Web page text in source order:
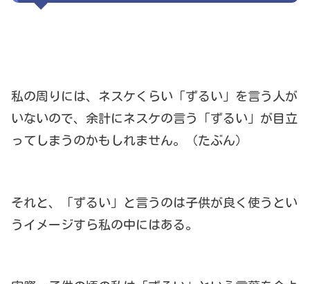
私の周りには、ネスケくらい「ずるい」を言う人が
いないので、余計にネスケの言う「ずるい」が目立
ってしまうのかもしれません。（たぶん）
それと、「ずるい」と言うのは子供が良く使うとい
うイメージすら私の中にはある。